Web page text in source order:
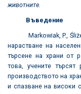
животните.
Въведение
Markowiak, P.,
нарастване на
търсене на храни от
това, учените
производството на
и спазване на високи